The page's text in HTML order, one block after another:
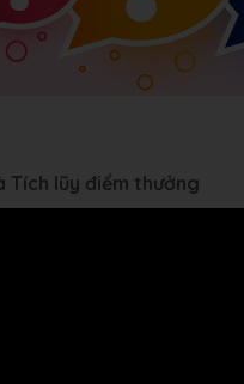
Tích lũy điểm thưởng